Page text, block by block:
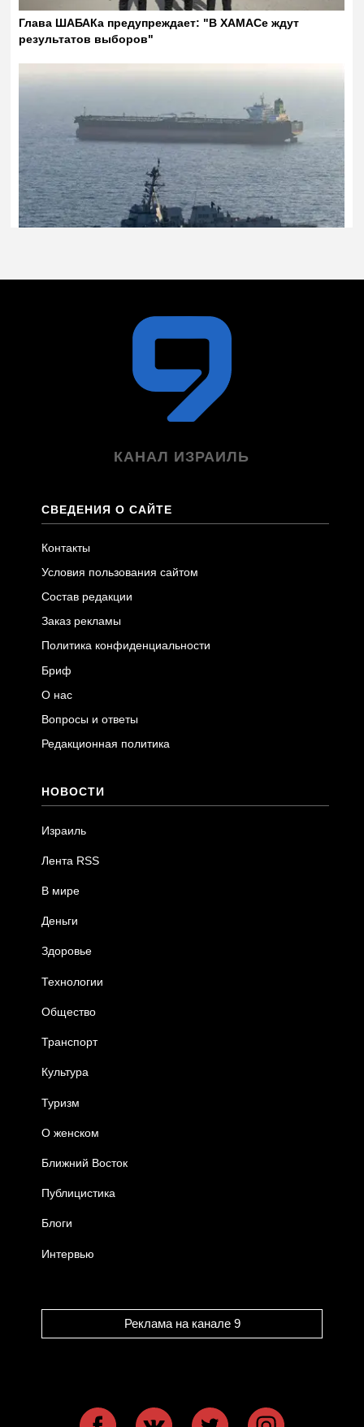
КАНАЛ ИЗРАИЛЬ
СВЕДЕНИЯ О САЙТЕ
Контакты
Условия пользования сайтом
Состав редакции
Заказ рекламы
Политика конфиденциальности
Бриф
О нас
Вопросы и ответы
Редакционная политика
НОВОСТИ
Израиль
Лента RSS
В мире
Деньги
Здоровье
Технологии
Общество
Транспорт
Культура
Туризм
О женском
Ближний Восток
Публицистика
Блоги
Интервью
Реклама на канале 9